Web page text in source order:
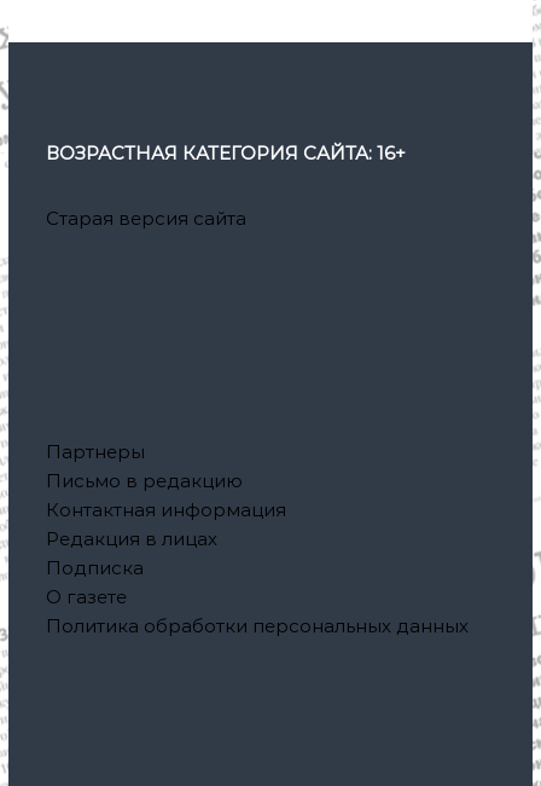
ВОЗРАСТНАЯ КАТЕГОРИЯ САЙТА: 16+
Старая версия сайта
Партнеры
Письмо в редакцию
Контактная информация
Редакция в лицах
Подписка
О газете
Политика обработки персональных данных